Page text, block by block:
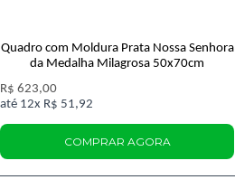
Quadro com Moldura Prata Nossa Senhora
da Medalha Milagrosa 50x70cm
R$ 623,00
12x R$ 51,92
COMPRAR AGORA